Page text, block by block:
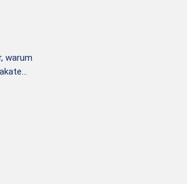
warum